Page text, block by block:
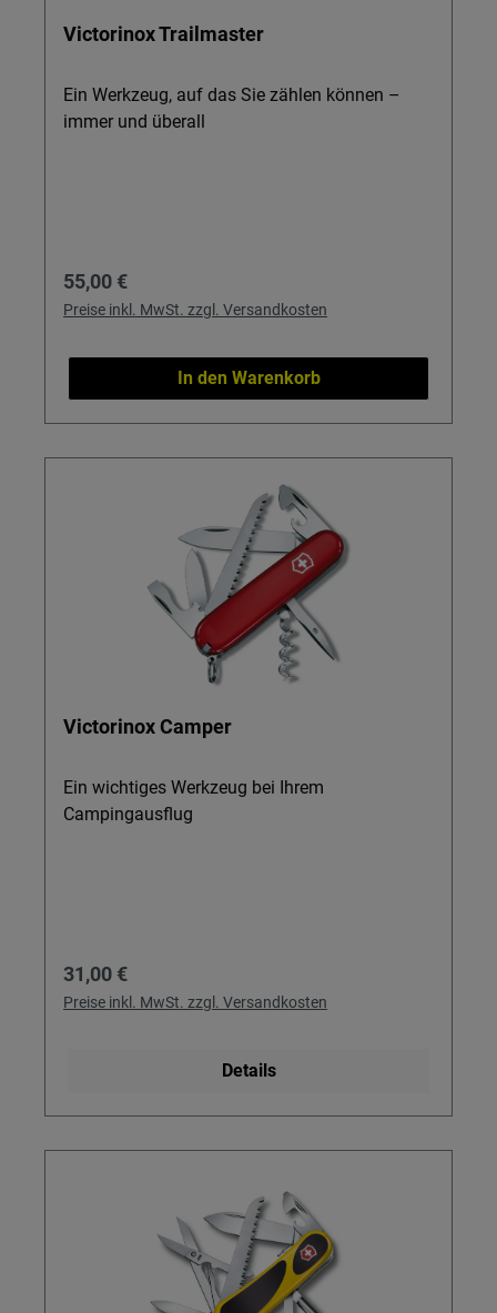
Victorinox Trailmaster
Ein Werkzeug, auf das Sie zählen können –
immer und überall
Regulärer Preis:
55,00 €
Preise inkl. MwSt. zzgl. Versandkosten
In den Warenkorb
Victorinox Camper
Ein wichtiges Werkzeug bei Ihrem
Campingausflug
Regulärer Preis:
31,00 €
Preise inkl. MwSt. zzgl. Versandkosten
Details